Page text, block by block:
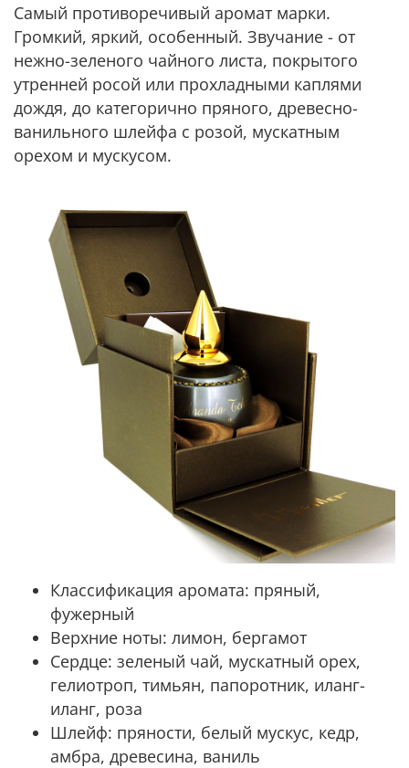
Самый противоречивый аромат марки.
Громкий, яркий, особенный. Звучание - от
нежно-зеленого чайного листа, покрытого
утренней росой или прохладными каплями
дождя, до категорично пряного, древесно-
ванильного шлейфа с розой, мускатным
орехом и мускусом.
Классификация аромата: пряный,
фужерный
Верхние ноты: лимон, бергамот
Сердце: зеленый чай, мускатный орех,
гелиотроп, тимьян, папоротник, иланг-
иланг, роза
Шлейф: пряности, белый мускус, кедр,
амбра, древесина, ваниль